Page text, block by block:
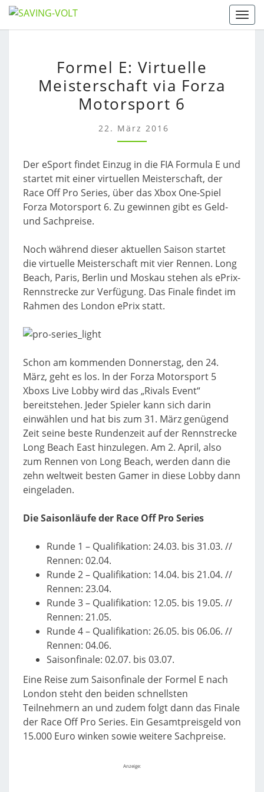
Skip
to
E:
VIRTUELLE
MEISTERSCHAFT
VIA
FORZA
MOTORSPORT
Formel E: Virtuelle
Meisterschaft via Forza
Motorsport 6
22. März 2016
Der eSport findet Einzug in die FIA Formula E und
startet mit einer virtuellen Meisterschaft, der
Race Off Pro Series, über das Xbox One-Spiel
Forza Motorsport 6. Zu gewinnen gibt es Geld-
und Sachpreise.
Noch während dieser aktuellen Saison startet
die virtuelle Meisterschaft mit vier Rennen. Long
Beach, Paris, Berlin und Moskau stehen als ePrix-
Rennstrecke zur Verfügung. Das Finale findet im
Rahmen des London ePrix statt.
Schon am kommenden Donnerstag, den 24.
März, geht es los. In der Forza Motorsport 5
Xboxs Live Lobby wird das „Rivals Event“
bereitstehen. Jeder Spieler kann sich darin
einwählen und hat bis zum 31. März genügend
Zeit seine beste Rundenzeit auf der Rennstrecke
Long Beach East hinzulegen. Am 2. April, also
zum Rennen von Long Beach, werden dann die
zehn weltweit besten Gamer in diese Lobby dann
eingeladen.
Die Saisonläufe der Race Off Pro Series
Runde 1 – Qualifikation: 24.03. bis 31.03. //
Rennen: 02.04.
Runde 2 – Qualifikation: 14.04. bis 21.04. //
Rennen: 23.04.
Runde 3 – Qualifikation: 12.05. bis 19.05. //
Rennen: 21.05.
Runde 4 – Qualifikation: 26.05. bis 06.06. //
Rennen: 04.06.
Saisonfinale: 02.07. bis 03.07.
Eine Reise zum Saisonfinale der Formel E nach
London steht den beiden schnellsten
Teilnehmern an und zudem folgt dann das Finale
der Race Off Pro Series. Ein Gesamtpreisgeld von
15.000 Euro winken sowie weitere Sachpreise.
Anzeige: